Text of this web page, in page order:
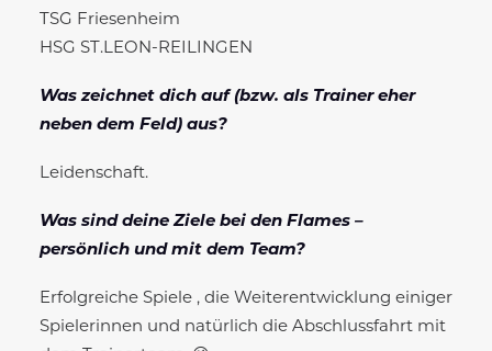
TSG Friesenheim
HSG ST.LEON-REILINGEN
Was zeichnet dich auf (bzw. als Trainer eher
neben dem Feld) aus?
Leidenschaft.
Was sind deine Ziele bei den Flames –
persönlich und mit dem Team?
Erfolgreiche Spiele , die Weiterentwicklung einiger
Spielerinnen und natürlich die Abschlussfahrt mit